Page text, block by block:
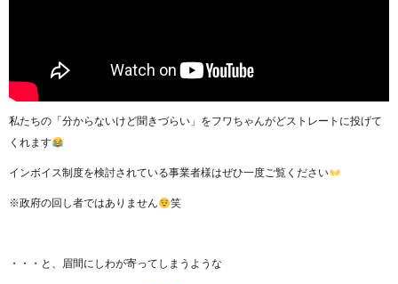
私たちの「分からないけど聞きづらい」をフワちゃんがどストレートに投げて
くれます
インボイス制度を検討されている事業者様はぜひ一度ご覧ください
※政府の回し者ではありません 笑
・・・と、眉間にしわが寄ってしまうような